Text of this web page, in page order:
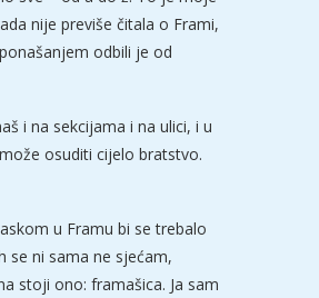
nije previše čitala o Frami,
odbili je od
i na sekcijama i na ulici, i u
osuditi cijelo bratstvo.
u Framu bi se trebalo
se ni sama ne sjećam,
stoji ono: framašica. Ja sam